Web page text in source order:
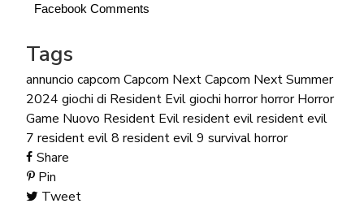
Facebook Comments
Tags
annuncio capcom Capcom NextCapcom Next Summer
2024 giochi di Resident Evilgiochi horrorhorror Horror
Game Nuovo Resident Evilresident evilresident evil
7 resident evil 8 resident evil 9 survival horror
Share
Pin
Tweet